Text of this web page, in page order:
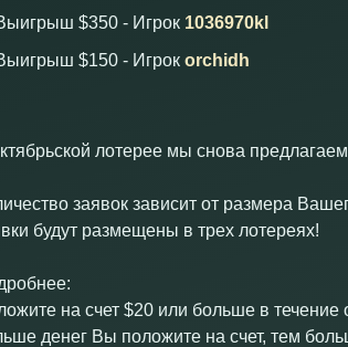
$350 - Игрок 1036970kl
$150 - Игрокorchidh
лотерее мы снова
заявок зависит от размера
будут размещены в трех лотереях!
на счет $20 или больше в
денег Вы положите на счет, тем